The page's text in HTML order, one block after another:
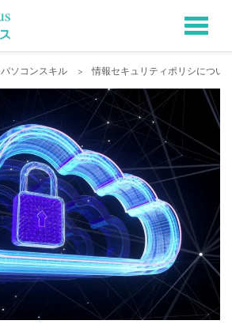
パソコンスキル >情報セキュリティポリシについ